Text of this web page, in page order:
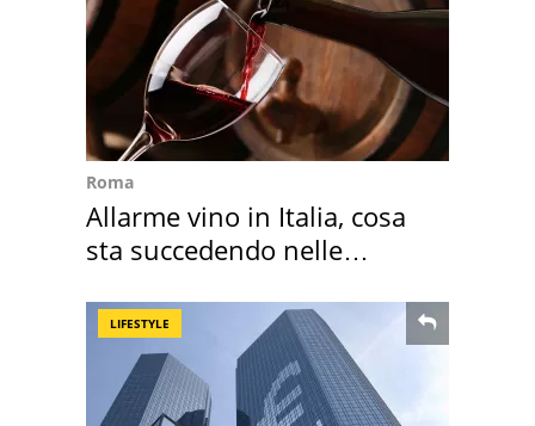
Roma
Allarme vino in Italia, cosa
sta succedendo nelle
LIFESTYLE